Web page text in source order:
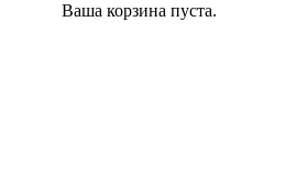
Ваша корзина пуста.